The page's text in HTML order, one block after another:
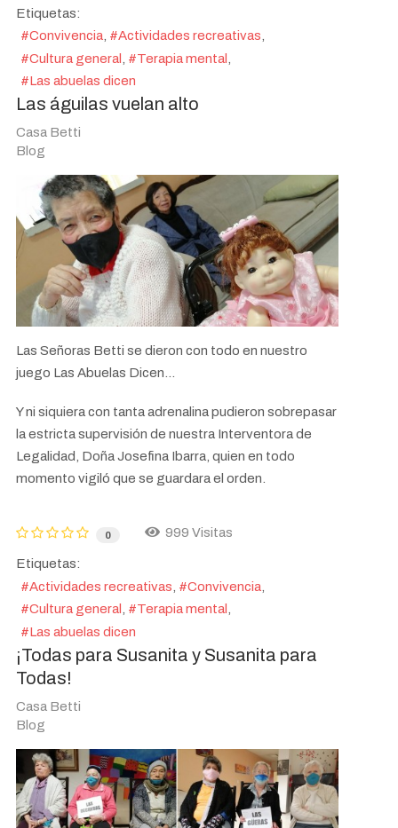
Etiquetas:
Convivencia
Actividades recreativas
Cultura general
Terapia mental
Las abuelas dicen
Las águilas vuelan alto
Casa Betti
Blog
Las Señoras Betti se dieron con todo en nuestro
juego Las Abuelas Dicen...
Y ni siquiera con tanta adrenalina pudieron sobrepasar
la estricta supervisión de nuestra Interventora de
Legalidad, Doña Josefina Ibarra, quien en todo
momento vigiló que se guardara el orden.
0 999 Visitas
Etiquetas:
Actividades recreativas
Convivencia
Cultura general
Terapia mental
Las abuelas dicen
¡Todas para Susanita y Susanita para
Todas!
Casa Betti
Blog